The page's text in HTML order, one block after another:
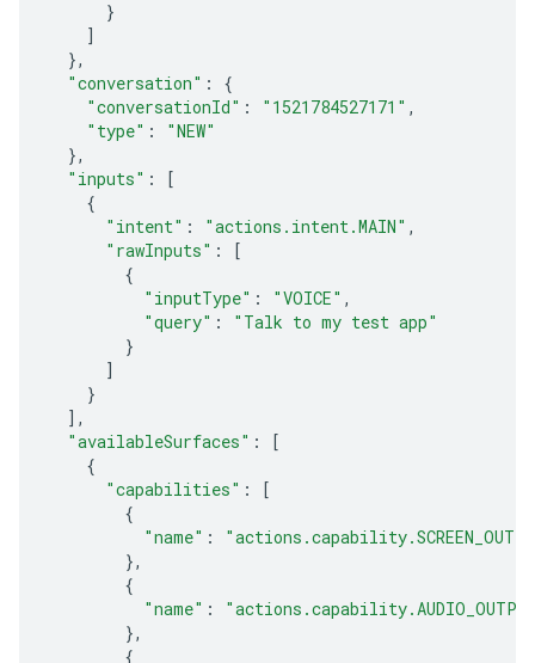
}
]
},
"conversation" :
{
"conversationId" : "1521784527171" ,
"type" :
"NEW"
},
"inputs" :
[
{
"intent" : "actions.intent.MAIN" ,
"rawInputs" :
[
{
"inputType" : "VOICE" ,
"query" :
"Talk to my test app"
}
]
}
],
"availableSurfaces" :
[
{
"capabilities" :
[
{
"name" :
},
{
"name" :
},
{